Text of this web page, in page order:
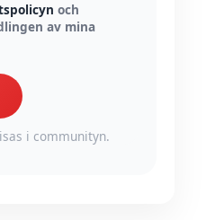
och
av mina
i communityn.